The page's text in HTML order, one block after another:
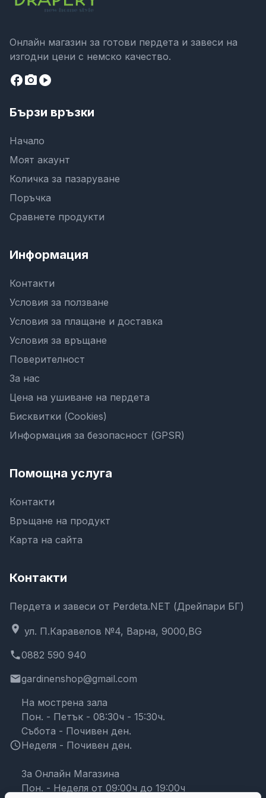
Онлайн магазин за готови пердета и завеси на
изгодни цени с немско качество.
facebookcamera_altplay_circle
Бързи връзки
Начало
Моят акаунт
Количка за пазаруване
Поръчка
Сравнете продукти
Информация
Контакти
Условия за ползване
Условия за плащане и доставка
Условия за връщане
Поверителност
За нас
Цена на ушиване на пердета
Бисквитки (Cookies)
Информация за безопасност (GPSR)
Помощна услуга
Контакти
Връщане на продукт
Карта на сайта
Контакти
Пердета и завеси от Perdeta.NET (Дрейпари БГ)
location_on ул. П.Каравелов №4, Варна, 9000,BG
phone0882 590 940
emailgardinenshop@gmail.com
schedule
На мострена зала
Пон. - Петък - 08:30ч - 15:30ч.
Събота - Почивен ден.
Неделя - Почивен ден.
За Онлайн Магазина
Пон. - Неделя от 09:00ч до 19:00ч